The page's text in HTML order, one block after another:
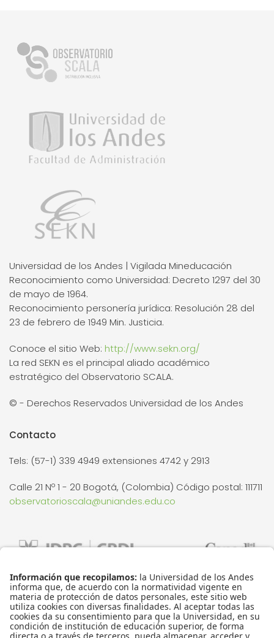
Universidad de los Andes | Vigilada Mineducación
Reconocimiento como Universidad: Decreto 1297 del 30
de mayo de 1964.
Reconocimiento personería jurídica: Resolución 28 del
23 de febrero de 1949 Min. Justicia.
Conoce el sitio Web: http://www.sekn.org/
La red SEKN es el principal aliado académico
estratégico del Observatorio SCALA.
© - Derechos Reservados Universidad de los Andes
Contacto
Tels: (57-1) 339 4949 extensiones 4742 y 2913
Calle 21 Nº 1 - 20 Bogotá, (Colombia) Código postal: 111711
observatorioscala@uniandes.edu.co